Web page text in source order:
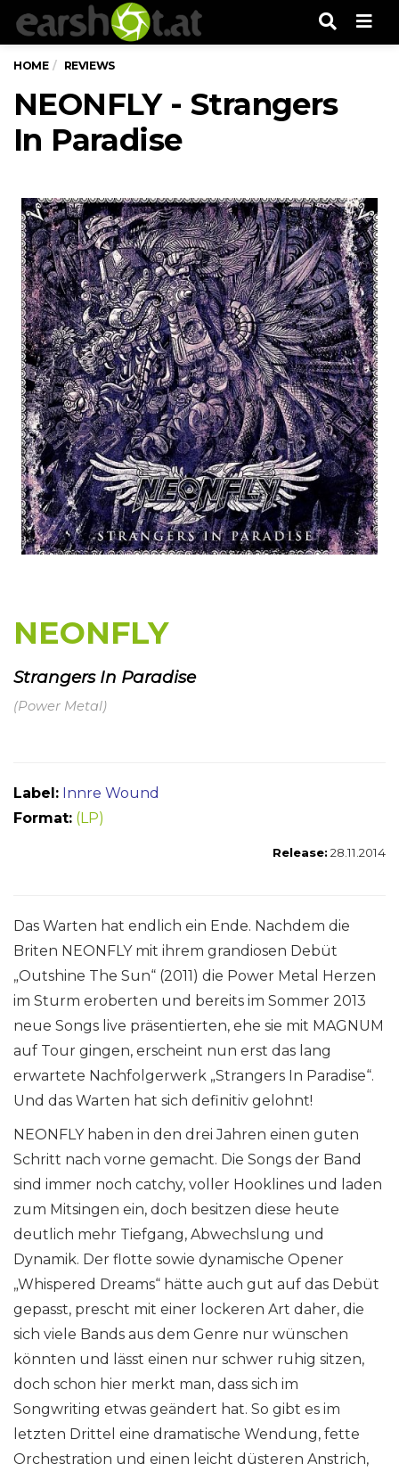
HOME REVIEWS
NEONFLY - Strangers
In Paradise
NEONFLY
Strangers In Paradise
(Power Metal)
Label: Innre Wound
Format: (LP)
Release: 28.11.2014
Das Warten hat endlich ein Ende. Nachdem die
Briten NEONFLY mit ihrem grandiosen Debüt
„Outshine The Sun“ (2011) die Power Metal Herzen
im Sturm eroberten und bereits im Sommer 2013
neue Songs live präsentierten, ehe sie mit MAGNUM
auf Tour gingen, erscheint nun erst das lang
erwartete Nachfolgerwerk „Strangers In Paradise“.
Und das Warten hat sich definitiv gelohnt!
NEONFLY haben in den drei Jahren einen guten
Schritt nach vorne gemacht. Die Songs der Band
sind immer noch catchy, voller Hooklines und laden
zum Mitsingen ein, doch besitzen diese heute
deutlich mehr Tiefgang, Abwechslung und
Dynamik. Der flotte sowie dynamische Opener
„Whispered Dreams“ hätte auch gut auf das Debüt
gepasst, prescht mit einer lockeren Art daher, die
sich viele Bands aus dem Genre nur wünschen
könnten und lässt einen nur schwer ruhig sitzen,
doch schon hier merkt man, dass sich im
Songwriting etwas geändert hat. So gibt es im
letzten Drittel eine dramatische Wendung, fette
Orchestration und einen leicht düsteren Anstrich,